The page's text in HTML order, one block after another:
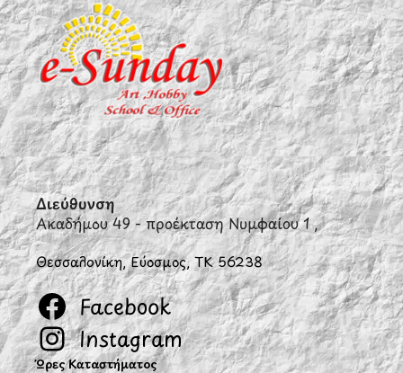
Διεύθυνση
Ακαδήμου 49 - προέκταση Νυμφαίου 1 ,
Θεσσαλονίκη, Εύοσμος, ΤΚ 56238
Facebook
Instagram
Ώρες Καταστήματος